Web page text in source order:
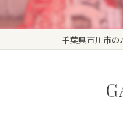
千葉県市川市の